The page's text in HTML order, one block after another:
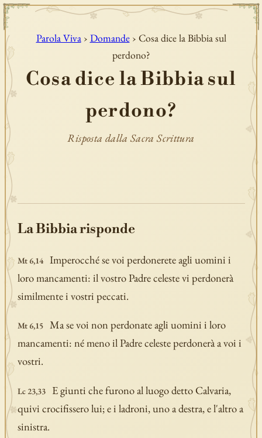
Parola Viva › Domande› Cosa dice la Bibbia sul
perdono?
Cosa dice la Bibbia sul
perdono?
Risposta dalla Sacra Scrittura
La Bibbia risponde
Mt 6,14
Imperocché se voi perdonerete agli uomini i
loro mancamenti: il vostro Padre celeste vi perdonerà
similmente i vostri peccati.
Mt 6,15
Ma se voi non perdonate agli uomini i loro
mancamenti: né meno il Padre celeste perdonerà a voi i
vostri.
Lc 23,33
E giunti che furono al luogo detto Calvaria,
quivi crocifissero lui; e i ladroni, uno a destra, e l'altro a
sinistra.